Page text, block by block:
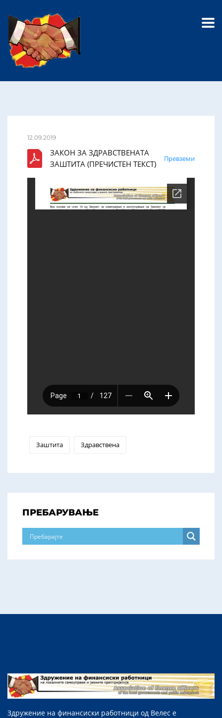
12.09.2019
ЗАКОН ЗА ЗДРАВСТВЕНАТА
ЗАШТИТА (ПРЕЧИСТЕН ТЕКСТ)
Превземи
Заштита Здравствена
ПРЕБАРУВАЊЕ
Здружение на финансиски работници од Велес е